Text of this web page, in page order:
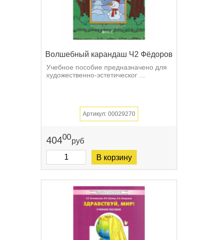
Волшебный карандаш Ч2 Фёдоров
Учебное пособие предназначено для
художественно-эстетическог ...
Артикул: 00029270
40400руб
В корзину